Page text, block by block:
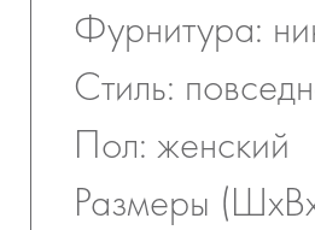
Фурнитура:
Стиль:
Пол: женский
Размеры